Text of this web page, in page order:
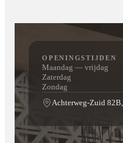
OPENINGSTIJDEN
Maandag — vrijdag
Zaterdag
Zondag
Achterweg-Zuid